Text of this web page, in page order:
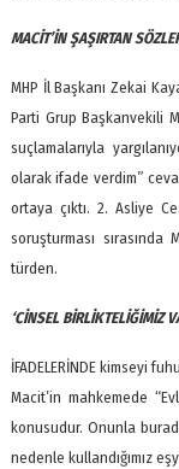
MACİT’İN ŞAŞIRTAN
MHP İl Başkanı Zekai
Parti Grup Başkanvekili
suçlamalarıyla
olarak ifade verdim”
ortaya çıktı. 2. Asliye
soruşturması
türden.
‘CİNSEL BİRLİKTELİĞİMİZ
İFADELERİNDE kimseyi
Macit’in mahkemede
konusudur. Onunla
nedenle kullandığımız